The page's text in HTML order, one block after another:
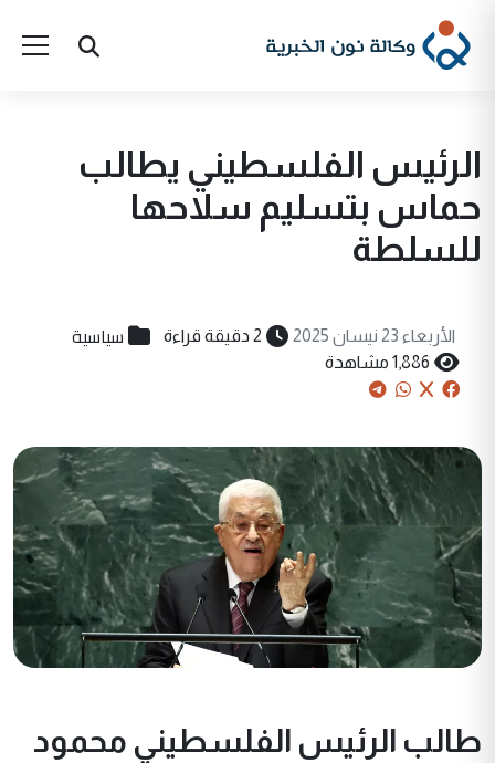
الرئيس الفلسطيني يطالب
حماس بتسليم سلاحها
للسلطة
الأربعاء 23 نيسان 2025 2 دقيقة قراءة سياسية
1,886 مشاهدة
طالب الرئيس الفلسطيني محمود